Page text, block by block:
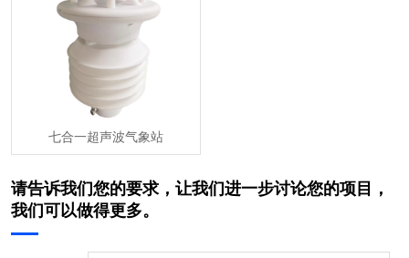
七合一超声波气象站
请告诉我们您的要求，让我们进一步讨论您的项目，
我们可以做得更多。